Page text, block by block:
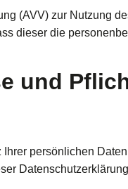
(AVV) zur Nutzung
dieser die
und
persönlichen